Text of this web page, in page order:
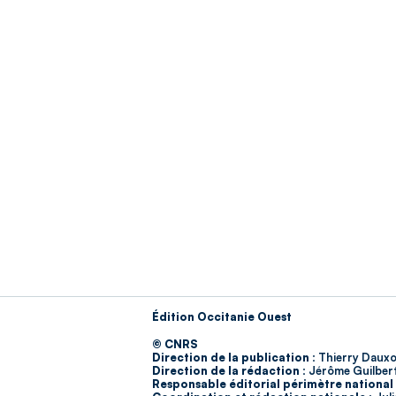
Édition Occitanie Ouest
© CNRS
Direction de la publication : Thierry
Direction de la rédaction : Jérôme
Responsable éditorial périmètre national